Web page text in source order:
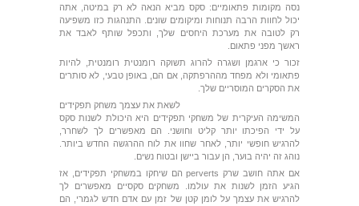
נסה מקומות פתאומיים: סקס מביא הנאה לא רק במיטה, אתה
יכול לחוות הרבה תנוחות ומיקומים שונים. התנהגות כזו משפיעה
רק לטובה את מערכת היחסים שלך, ותכפל שותף לאבד את
ראשך מפני פתאום.
זכור כי ארגמן ושגרה להרוג תשוקה רומנטית רומנטית, להיות
פתאומי ולא מפחד מההרפתקה, אם הם, באופן טבעי, לא סותרים
את הסקרים המוסריים שלך.
לשאת את עצמך משחק תפקידים
המשימה העיקרית של משחקי תפקידים היא היכולת לשנות סקס
על ידי הפיכתו יותר קליט וחושני. הם מאפשרים לך לשחרר,
להרגיש חופשי יותר, לאחר שחוו את לוח ההרגשה החדש ביותר.
נוהג זה יהיה בוער, הן עבור ביישן ובטוח נשים.
אם אתה חושב שרק perverts הם שיחקו במשחקי תפקידים, אז
הגיע הזמן לשנות את עולמו. משחקים סקסיים מאפשרים לך
להרגיש את עצמך על לומן קטן של זמן עם אדם חדש לגמרי, הם